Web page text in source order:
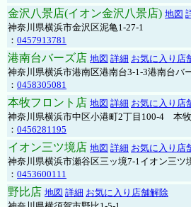
金沢八景店(イオン金沢八景店) 地図
神奈川県横浜市金沢区泥亀1-27-1
： 0457913781
港南台バーズ店 地図 詳細 お気に入り店
神奈川県横浜市港南区港南台3-1-3港南台バ
： 0458305081
本牧フロント店 地図 詳細 お気に入り店
神奈川県横浜市中区小港町2丁目100-4 本
： 0456281195
イオン三ツ境店 地図 詳細 お気に入り店
神奈川県横浜市瀬谷区三ッ境7-1イオン三ツ
： 0453600111
野比店 地図 詳細 お気に入り店舗解除